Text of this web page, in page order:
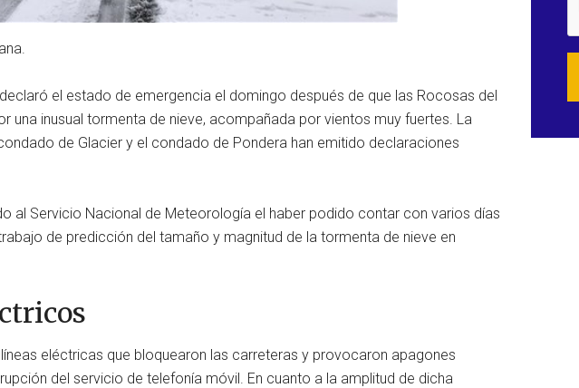
el estado de emergencia el domingo después de que las Rocosas del
una inusual tormenta de nieve, acompañada por vientos muy fuertes. La
de Glacier y el condado de Pondera han emitido declaraciones
al Servicio Nacional de Meteorología el haber podido contar con varios días
de predicción del tamaño y magnitud de la tormenta de nieve en
eléctricas que bloquearon las carreteras y provocaron apagones
del servicio de telefonía móvil. En cuanto a la amplitud de dicha